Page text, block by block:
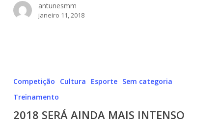
antunesmm
janeiro 11, 2018
MAIS
INTENSO
Competição Cultura Esporte Sem categoria
Treinamento
2018 SERÁ AINDA MAIS INTENSO